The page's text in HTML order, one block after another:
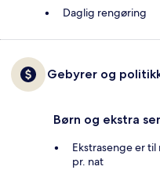
Daglig rengøring
Gebyrer og
Børn og ekstra
Ekstrasenge er
pr. nat